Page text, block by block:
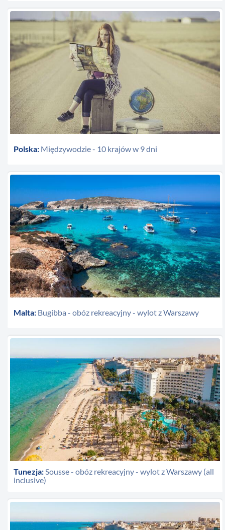
Polska: Międzywodzie - 10 krajów w 9 dni
Malta: Bugibba - obóz rekreacyjny - wylot z Warszawy
Tunezja:Sousse - obóz rekreacyjny - wylot z Warszawy (all
inclusive)